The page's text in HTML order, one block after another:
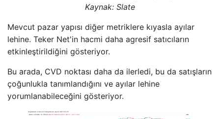
Kaynak: Slate
Mevcut pazar yapısı diğer metriklere kıyasla ayılar
lehine. Teker Net'in hacmi daha agresif satıcıların
etkinleştirildiğini gösteriyor.
Bu arada, CVD noktası daha da ilerledi, bu da satışların
çoğunlukla tanımlandığını ve ayılar lehine
yorumlanabileceğini gösteriyor.